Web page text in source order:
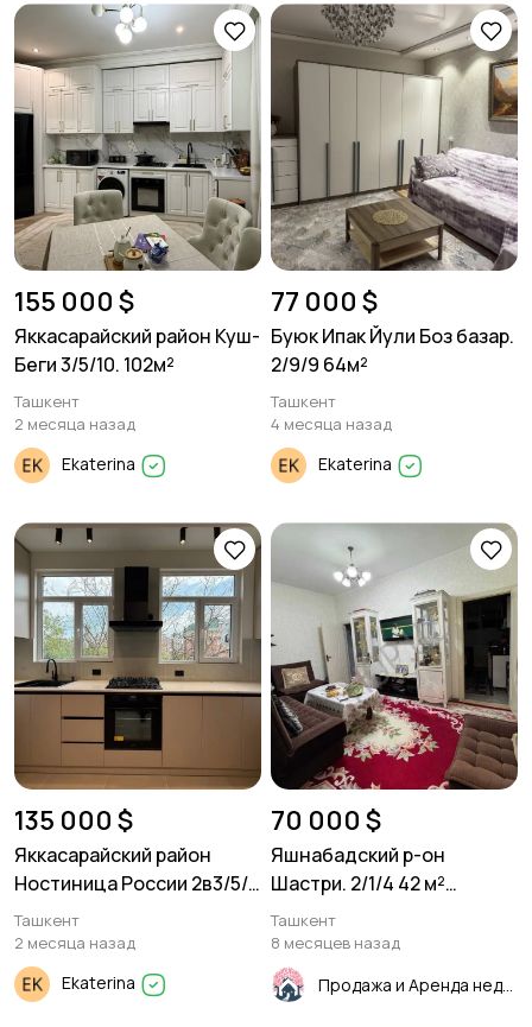
155 000 $
Яккасарайский район Куш-
Беги 3/5/10. 102м²
Ташкент
2 месяца назад
Ekaterina
77 000 $
Буюк Ипак Йули Боз базар.
2/9/9 64м²
Ташкент
4 месяца назад
Ekaterina
135 000 $
Яккасарайский район
Ностиница России 2в3/5/9
65м²
Ташкент
2 месяца назад
Ekaterina
70 000 $
Яшнабадский р-он
Шастри. 2/1/4 42 м²
Кирпич.
Ташкент
8 месяцев назад